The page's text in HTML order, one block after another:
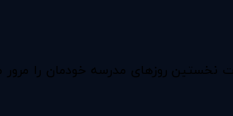
روزهای مدرسه‌ خودمان را